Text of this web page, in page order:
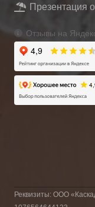
Презентация
Отзывы на
Реквизиты: ООО